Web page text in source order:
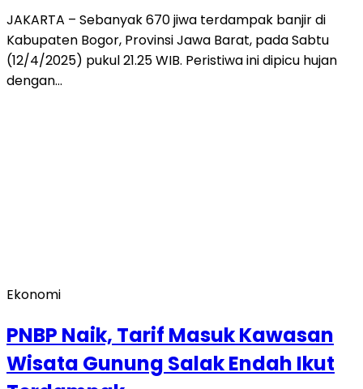
JAKARTA – Sebanyak 670 jiwa terdampak banjir di
Kabupaten Bogor, Provinsi Jawa Barat, pada Sabtu
(12/4/2025) pukul 21.25 WIB. Peristiwa ini dipicu hujan
dengan…
Ekonomi
PNBP Naik, Tarif Masuk Kawasan
Wisata Gunung Salak Endah Ikut